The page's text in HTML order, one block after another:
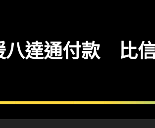
八達通付款 比